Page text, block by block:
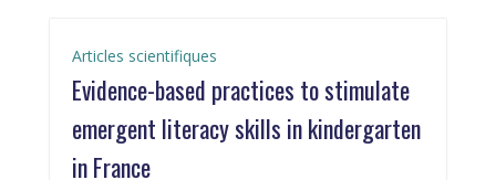
Articles scientifiques
Evidence-based practices to stimulate
emergent literacy skills in kindergarten
in France